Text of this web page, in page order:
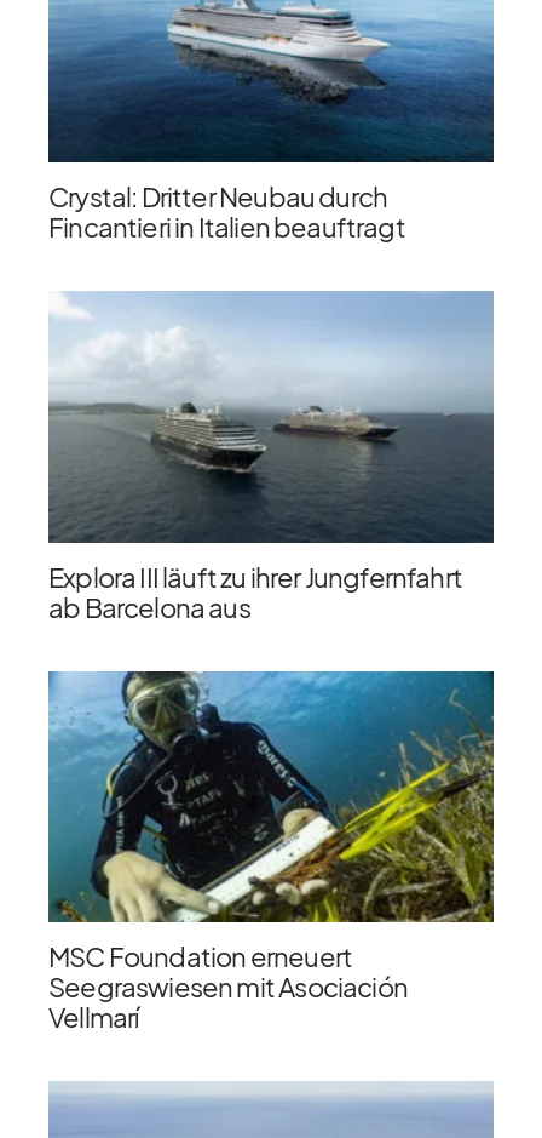
Crystal: Dritter Neubau durch
Fincantieri in Italien beauftragt
Explora III läuft zu ihrer Jungfernfahrt
ab Barcelona aus
MSC Foundation erneuert
Seegraswiesen mit Asociación
Vellmarí